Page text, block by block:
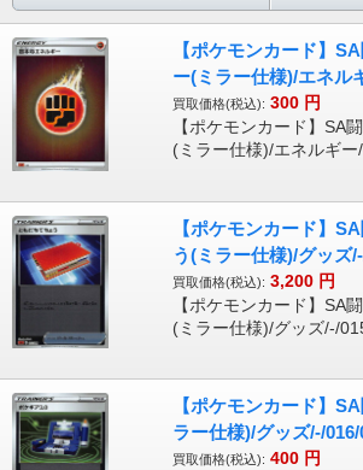
【ポケモンカード】
ー(ミラー仕様)/エネル
買取価格(税込): 300 円
【ポケモンカード】SA
(ミラー仕様)/エネルギー
【ポケモンカード】
う(ミラー仕様)/グッズ
買取価格(税込): 3,200 円
【ポケモンカード】SA
(ミラー仕様)/グッズ/-/
【ポケモンカード】
ラー仕様)/グッズ/-/016/
買取価格(税込): 400 円